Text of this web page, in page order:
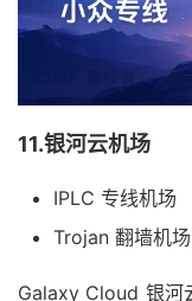
11.银河云机场
IPLC 专线机场
Trojan 翻墙机场
Galaxy Cloud 银河